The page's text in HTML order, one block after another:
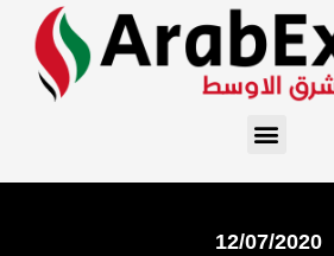
12/07/2020